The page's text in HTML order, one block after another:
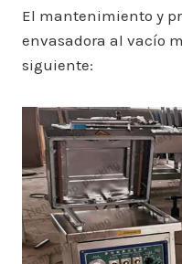
El mantenimiento y
envasadora al vacío
siguiente: